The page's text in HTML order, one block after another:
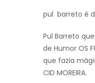
pul barreto é
Pul Barreto
de Humor OS
que fazia
CID MOREIRA.